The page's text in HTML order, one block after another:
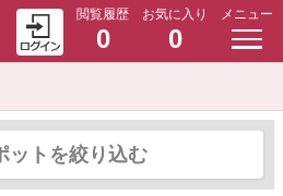
閲覧履歴
0
お気に入り
0
メニュー
ットを絞り込む